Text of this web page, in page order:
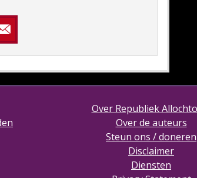
Over Republiek
Over de auteurs
Steun ons / doneren
Disclaimer
Diensten